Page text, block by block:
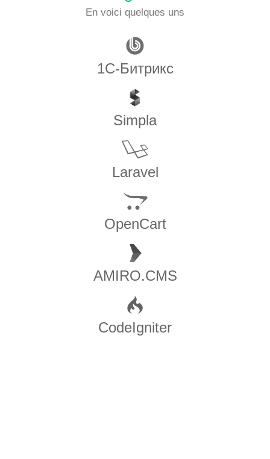
En voici quelques uns
1С-Битрикс
Simpla
Laravel
OpenCart
AMIRO.CMS
CodeIgniter